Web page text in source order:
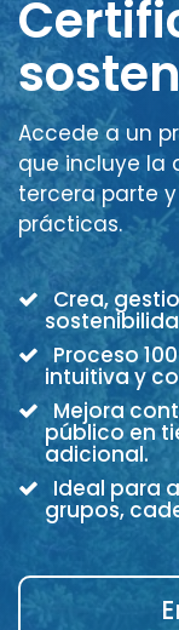
Accede a un
que incluye la
tercera parte y
prácticas.
Crea,
Proceso
intuitiva y
Mejora
público en
adicional.
Ideal para
grupos,